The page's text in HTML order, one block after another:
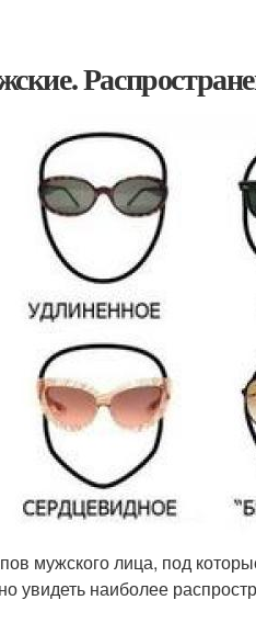
мужского лица, под
увидеть наиболее